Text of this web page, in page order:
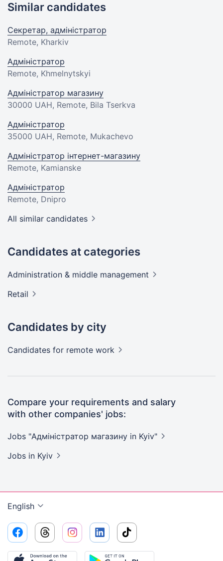
Similar candidates
Секретар, адміністратор
Remote, Kharkiv
Адміністратор
Remote, Khmelnytskyi
Адміністратор магазину
30000 UAH, Remote, Bila Tserkva
Адміністратор
35000 UAH, Remote, Mukachevo
Адміністратор інтернет-магазину
Remote, Kamianske
Адміністратор
Remote, Dnipro
All similar candidates
Candidates at categories
Administration & middle management
Retail
Candidates by city
Candidates for remote work
Compare your requirements and salary
with other companies' jobs:
Jobs "Адміністратор магазину in Kyiv"
Jobs in Kyiv
English